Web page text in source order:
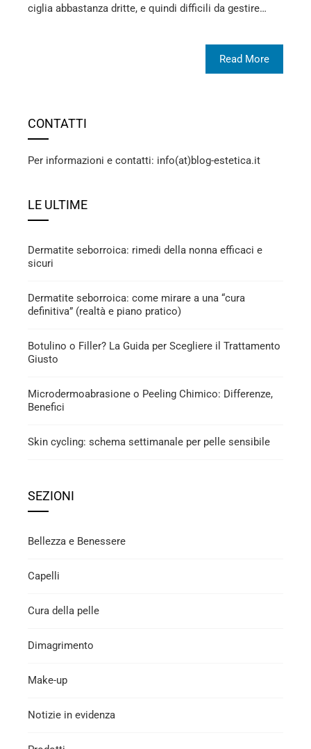
ciglia abbastanza dritte, e quindi difficili da gestire…
Read More
CONTATTI
Per informazioni e contatti: info(at)blog-estetica.it
LE ULTIME
Dermatite seborroica: rimedi della nonna efficaci e
sicuri
Dermatite seborroica: come mirare a una “cura
definitiva” (realtà e piano pratico)
Botulino o Filler? La Guida per Scegliere il Trattamento
Giusto
Microdermoabrasione o Peeling Chimico: Differenze,
Benefici
Skin cycling: schema settimanale per pelle sensibile
SEZIONI
Bellezza e Benessere
Capelli
Cura della pelle
Dimagrimento
Make-up
Notizie in evidenza